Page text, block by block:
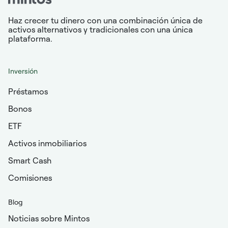
Haz crecer tu dinero con una combinación única de
activos alternativos y tradicionales con una única
plataforma.
Inversión
Préstamos
Bonos
ETF
Activos inmobiliarios
Smart Cash
Comisiones
Blog
Noticias sobre Mintos